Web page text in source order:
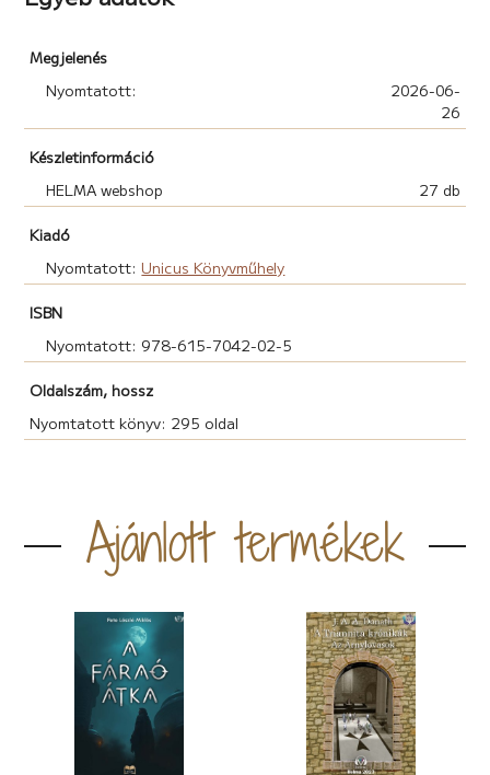
Megjelenés
Nyomtatott:
2026-06-
26
Készletinformáció
HELMA webshop
27 db
Kiadó
Nyomtatott: Unicus Könyvműhely
ISBN
Nyomtatott: 978-615-7042-02-5
Oldalszám, hossz
Nyomtatott könyv: 295 oldal
Ajánlott termékek